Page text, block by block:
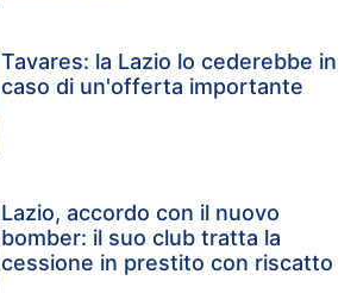
Tavares: la Lazio lo cederebbe in
caso di un'offerta importante
Lazio, accordo con il nuovo
bomber: il suo club tratta la
cessione in prestito con riscatto